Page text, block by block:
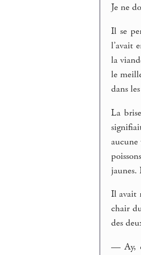
Je ne
Il se
l’avait
la
le
dans
La
aucune
Il avait
chair
des
— Ay,